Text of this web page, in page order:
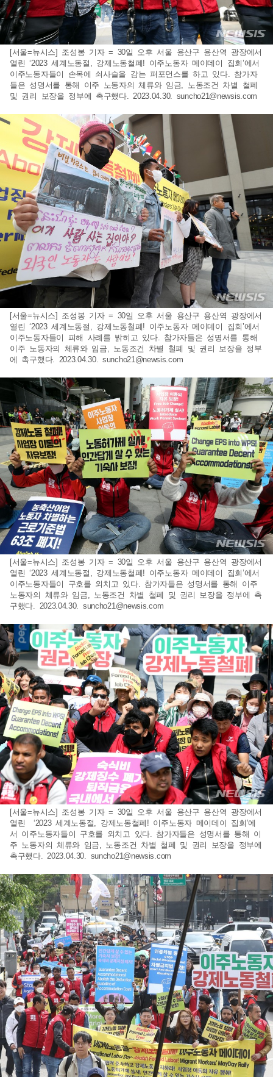
[서울=뉴시스] 조성봉 기자 = 30일 오후 서울 용산구 용산역 광장에서
열린 ‘2023 세계노동절, 강제노동철폐! 이주노동자 메이데이 집회’에서
이주노동자들이 손목에 쇠사슬을 감는 퍼포먼스를 하고 있다. 참가자
들은 성명서를 통해 이주 노동자의 체류와 임금, 노동조건 차별 철폐
및 권리 보장을 정부에 촉구했다. 2023.04.30. suncho21@newsis.com
[서울=뉴시스] 조성봉 기자 = 30일 오후 서울 용산구 용산역 광장에서
열린 ‘2023 세계노동절, 강제노동철폐! 이주노동자 메이데이 집회’에서
이주노동자들이 피해 사례를 밝히고 있다. 참가자들은 성명서를 통해
이주 노동자의 체류와 임금, 노동조건 차별 철폐 및 권리 보장을 정부
에 촉구했다. 2023.04.30. suncho21@newsis.com
[서울=뉴시스] 조성봉 기자 = 30일 오후 서울 용산구 용산역 광장에서
열린 ‘2023 세계노동절, 강제노동철폐! 이주노동자 메이데이 집회’에서
이주노동자들이 구호를 외치고 있다. 참가자들은 성명서를 통해 이주
노동자의 체류와 임금, 노동조건 차별 철폐 및 권리 보장을 정부에 촉
구했다. 2023.04.30. suncho21@newsis.com
[서울=뉴시스] 조성봉 기자 = 30일 오후 서울 용산구 용산역 광장에서
열린 ‘2023 세계노동절, 강제노동철폐! 이주노동자 메이데이 집회’에
서 이주노동자들이 구호를 외치고 있다. 참가자들은 성명서를 통해 이
주 노동자의 체류와 임금, 노동조건 차별 철폐 및 권리 보장을 정부에
촉구했다. 2023.04.30. suncho21@newsis.com